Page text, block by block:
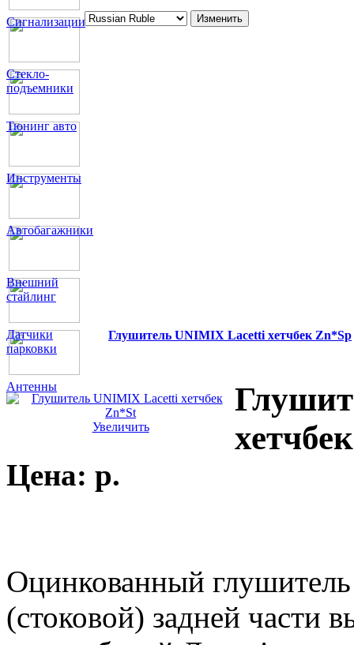
Сигнализации
Стекло-
подъемники
Тюнинг авто
Инструменты
Автобагажники
Внешний
стайлинг
Датчики
парковки
Антенны
Глушитель UNIMIX Lacetti хетчбек Zn*Sp
Увеличить
Цена: p.
Оцинкованный
(стоковой) задней части